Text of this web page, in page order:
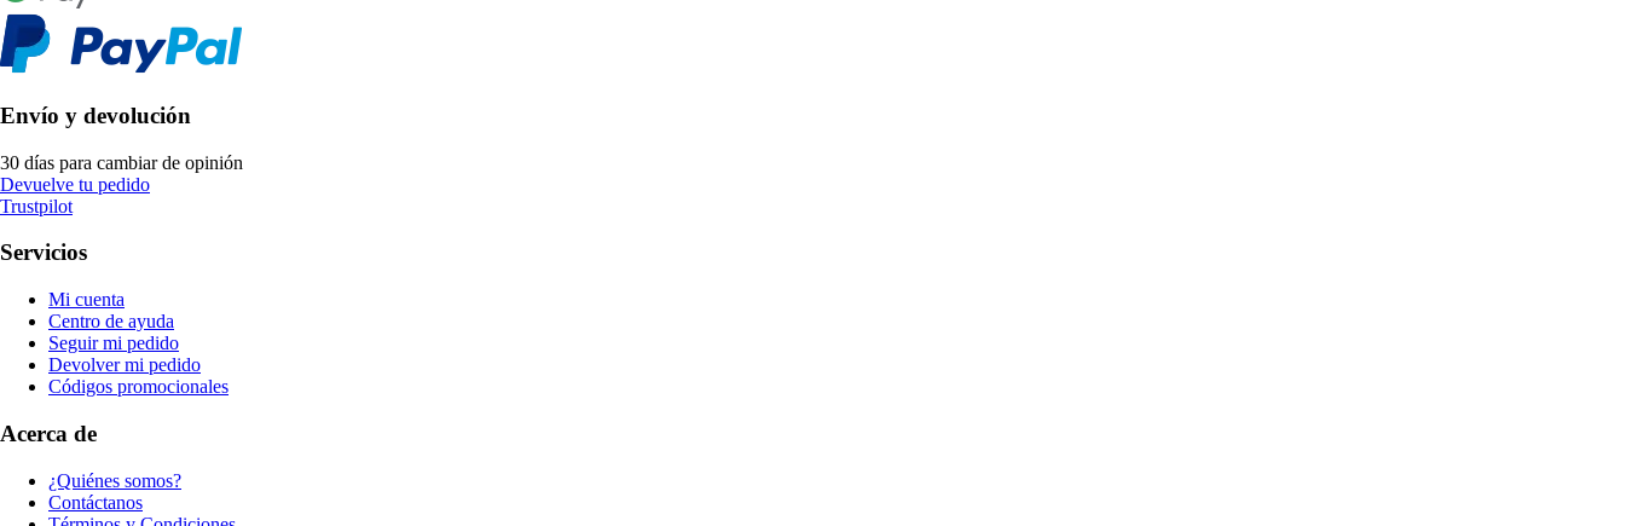
Envío y devolución
30 días para cambiar de opinión
Devuelve tu pedido
Trustpilot
Servicios
Mi cuenta
Centro de ayuda
Seguir mi pedido
Devolver mi pedido
Códigos promocionales
Acerca de
¿Quiénes somos?
Contáctanos